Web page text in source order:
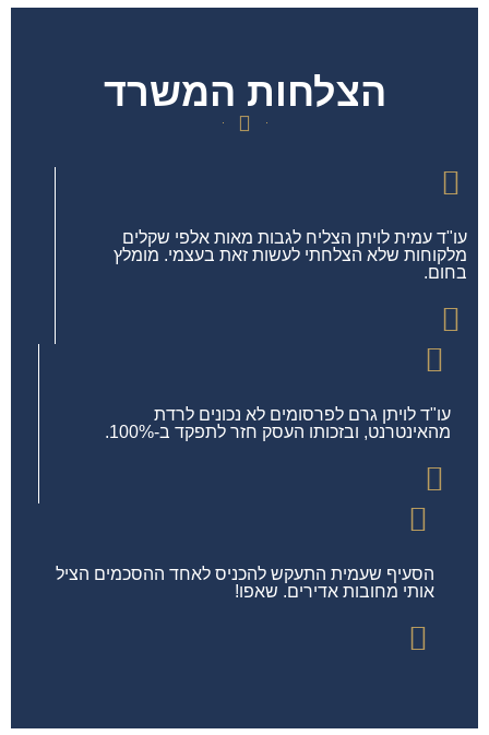
הצלחות המשרד
עו"ד עמית לויתן הצליח לגבות מאות אלפי שקלים
מלקוחות שלא הצלחתי לעשות זאת בעצמי. מומלץ
בחום.
עו"ד לויתן גרם לפרסומים לא נכונים לרדת
מהאינטרנט, ובזכותו העסק חזר לתפקד ב-100%.
הסעיף שעמית התעקש להכניס לאחד ההסכמים הציל
אותי מחובות אדירים. שאפו!